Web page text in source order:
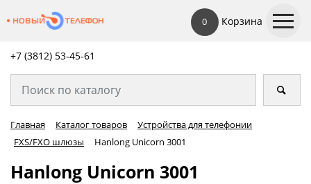
0 Корзина
+7 (3812) 53-45-61
Главная Каталог товаров
Устройства для телефонии
FXS/FXO шлюзы
Hanlong Unicorn 3001
Hanlong Unicorn 3001